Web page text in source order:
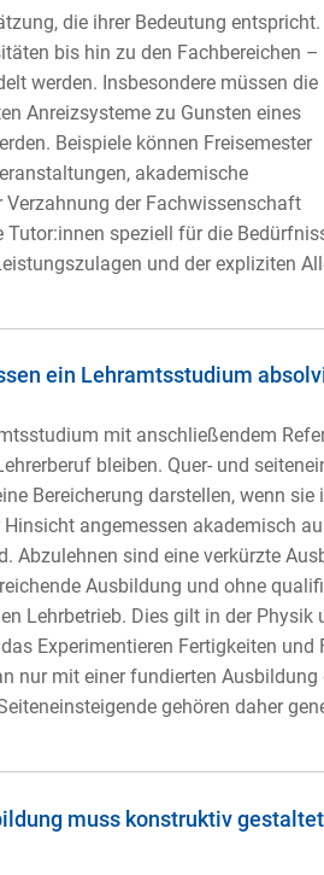
die ihrer Bedeutung entspricht.
bis hin zu den Fachbereichen –
werden. Insbesondere müssen die
Anreizsysteme zu Gunsten eines
Beispiele können Freisemester
akademische
der Fachwissenschaft
speziell für die
und der expliziten
ein Lehramtsstudium
mit anschließendem
bleiben. Quer- und
Bereicherung darstellen, wenn
angemessen akademisch
Abzulehnen sind eine verkürzte
Ausbildung und ohne
Lehrbetrieb. Dies gilt in der Physik
Experimentieren Fertigkeiten und
nur mit einer fundierten Ausbildung
gehören daher
muss konstruktiv gestaltet